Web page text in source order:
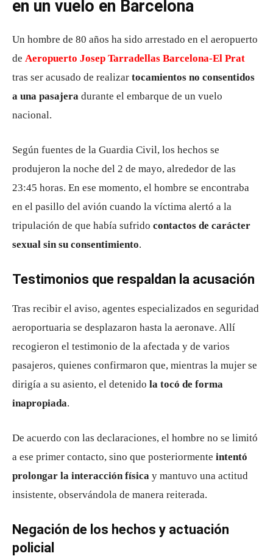
en un vuelo en Barcelona
Un hombre de 80 años ha sido arrestado en el aeropuerto
de Aeropuerto Josep Tarradellas Barcelona-El Prat
tras ser acusado de realizar tocamientos no consentidos
a una pasajera durante el embarque de un vuelo
nacional.
Según fuentes de la Guardia Civil, los hechos se
produjeron la noche del 2 de mayo, alrededor de las
23:45 horas. En ese momento, el hombre se encontraba
en el pasillo del avión cuando la víctima alertó a la
tripulación de que había sufrido contactos de carácter
sexual sin su consentimiento.
Testimonios que respaldan la acusación
Tras recibir el aviso, agentes especializados en seguridad
aeroportuaria se desplazaron hasta la aeronave. Allí
recogieron el testimonio de la afectada y de varios
pasajeros, quienes confirmaron que, mientras la mujer se
dirigía a su asiento, el detenido la tocó de forma
inapropiada.
De acuerdo con las declaraciones, el hombre no se limitó
a ese primer contacto, sino que posteriormente intentó
prolongar la interacción física y mantuvo una actitud
insistente, observándola de manera reiterada.
Negación de los hechos y actuación
policial